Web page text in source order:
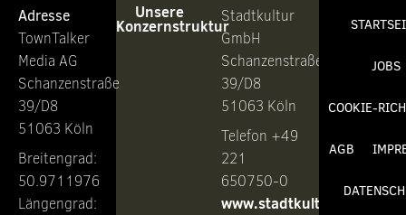
Adresse
TownTalker
Media AG
Schanzenstraße
39/D8
51063 Köln
Breitengrad:
50.9711976
Längengrad:
Unsere
Konzernstruktur
Stadtkultur
GmbH
Schanzenstraße
39/D8
51063 Köln
Telefon +49
221
650750-0
www.stadtkultur.de
JOBS
COOKIE-
AGB